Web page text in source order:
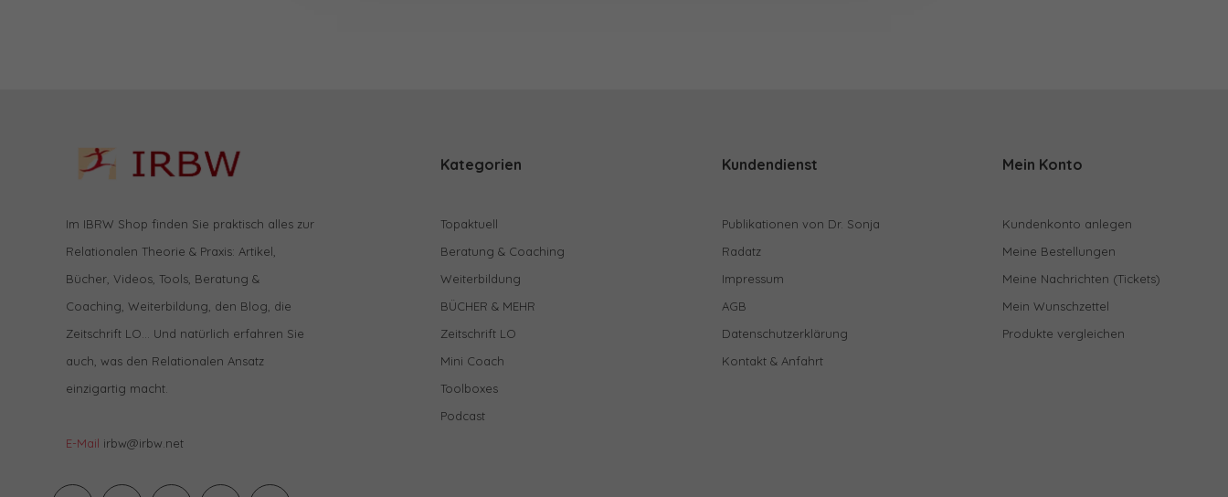
Im IBRW Shop finden Sie praktisch alles zur
Relationalen Theorie & Praxis: Artikel,
Bücher, Videos, Tools, Beratung &
Coaching, Weiterbildung, den Blog, die
Zeitschrift LO… Und natürlich erfahren Sie
auch, was den Relationalen Ansatz
einzigartig macht.
E-Mail irbw@irbw.net
Kategorien
Topaktuell
Beratung & Coaching
Weiterbildung
BÜCHER & MEHR
Zeitschrift LO
Mini Coach
Toolboxes
Podcast
Kundendienst
Publikationen von Dr. Sonja
Radatz
Impressum
AGB
Datenschutzerklärung
Kontakt & Anfahrt
Mein Konto
Kundenkonto anlegen
Meine Bestellungen
Meine Nachrichten (Tickets)
Mein Wunschzettel
Produkte vergleichen